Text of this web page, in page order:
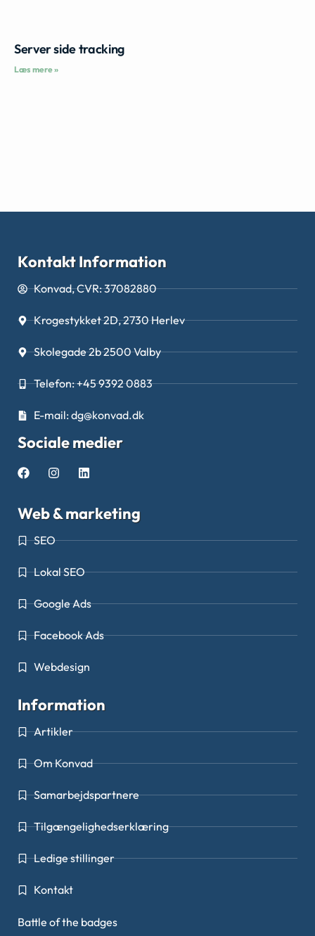
Server side tracking
Læs mere »
Kontakt Information
Konvad, CVR: 37082880
Krogestykket 2D, 2730 Herlev
Skolegade 2b 2500 Valby
Telefon: +45 9392 0883
E-mail: dg@konvad.dk
Sociale medier
Web & marketing
SEO
Lokal SEO
Google Ads
Facebook Ads
Webdesign
Information
Artikler
Om Konvad
Samarbejdspartnere
Tilgængelighedserklæring
Ledige stillinger
Kontakt
Battle of the badges